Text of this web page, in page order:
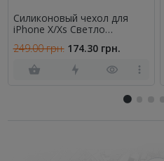
Силиконовый чехол для
iPhone X/Xs Светло
SHAPE)
249.00 грн. 174.30 грн.